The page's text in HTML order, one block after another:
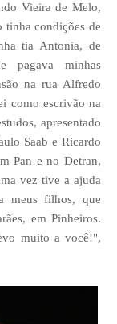
Vieira de Melo,
tinha condições de
tia Antonia, de
pagava minhas
na rua Alfredo
como escrivão na
apresentado
Saab e Ricardo
Pan e no Detran,
vez tive a ajuda
meus filhos, que
em Pinheiros.
muito a você!",